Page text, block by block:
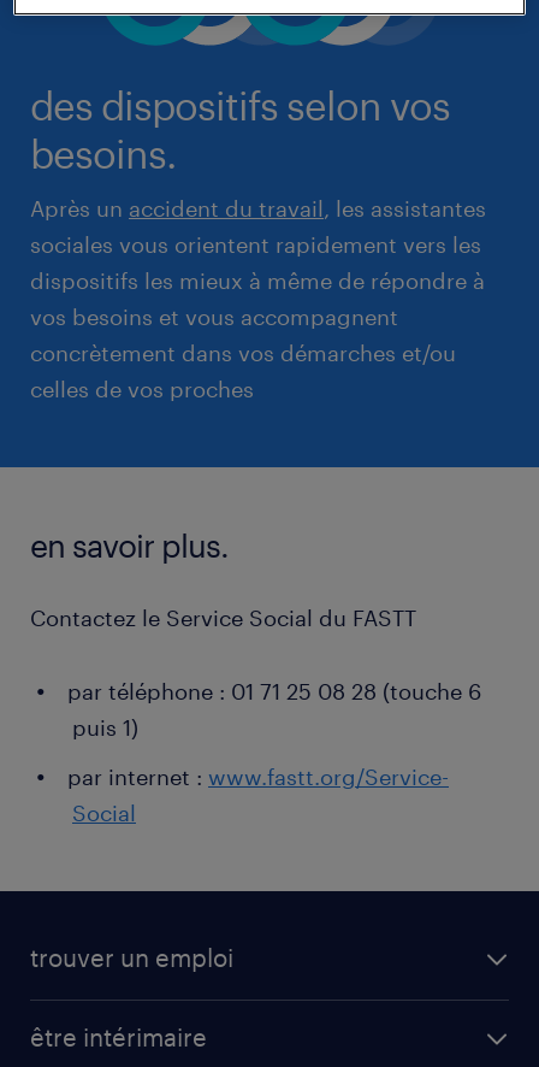
des dispositifs selon vos
besoins.
Après un accident du travail, les assistantes
sociales vous orientent rapidement vers les
dispositifs les mieux à même de répondre à
vos besoins et vous accompagnent
concrètement dans vos démarches et/ou
celles de vos proches
en savoir plus.
Contactez le Service Social du FASTT
par téléphone : 01 71 25 08 28 (touche 6
puis 1)
par internet : www.fastt.org/Service-
Social
trouver un emploi
être intérimaire